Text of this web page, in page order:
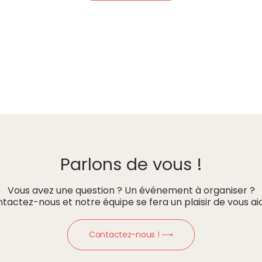
Parlons de vous !
Vous avez une question ? Un événement à organiser ?
nous et notre équipe se fera un plaisir de vous
Contactez-nous ! ⟶